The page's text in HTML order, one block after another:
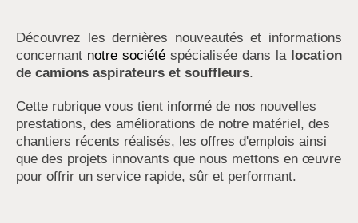
Découvrez les dernières nouveautés et informations
concernant notre société spécialisée dans la location
de camions aspirateurs et souffleurs.
Cette rubrique vous tient informé de nos nouvelles
prestations, des améliorations de notre matériel, des
chantiers récents réalisés, les offres d'emplois ainsi
que des projets innovants que nous mettons en œuvre
pour offrir un service rapide, sûr et performant.